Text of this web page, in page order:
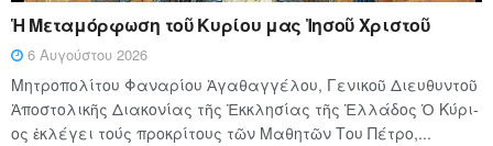
Ἡ Μεταμόρφωση τοῦ Κυρίου μας Ἰησοῦ Χριστοῦ
6 Αυγούστου 2026
Μητροπολίτου Φαναρίου Ἀγαθαγγέλου, Γενικοῦ Διευθυντοῦ
Ἀποστολικῆς Διακονίας τῆς Ἐκκλησίας τῆς Ἑλλάδος Ὁ Κύ­ρι­
ος ἐκλέγει τούς προ­κρί­τους τῶν Μα­θη­τῶν Του Πέ­τρο,...